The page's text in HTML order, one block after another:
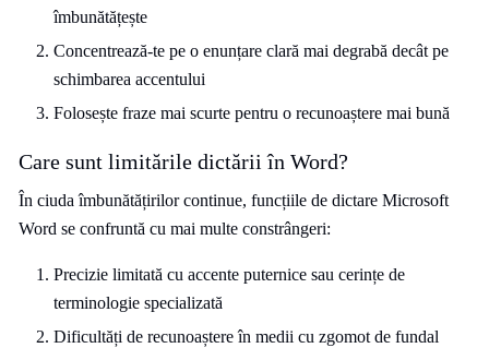
îmbunătățește
Concentrează-te pe o enunțare clară mai degrabă decât pe
schimbarea accentului
Folosește fraze mai scurte pentru o recunoaștere mai bună
Care sunt limitările dictării în Word?
În ciuda îmbunătățirilor continue, funcțiile de dictare Microsoft
Word se confruntă cu mai multe constrângeri:
Precizie limitată cu accente puternice sau cerințe de
terminologie specializată
Dificultăți de recunoaștere în medii cu zgomot de fundal